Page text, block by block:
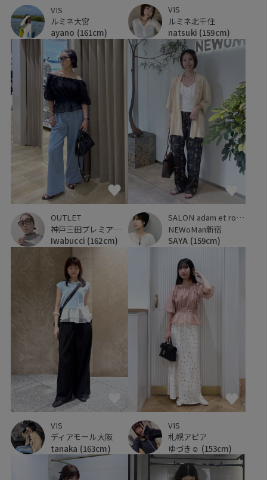
VIS
ルミネ大宮
ayano (161cm)
VIS
ルミネ北千住
natsuki (159cm)
OUTLET
神戸三田プレミアム・アウトレット
Iwabucci (162cm)
SALON adam et ropé
NEWoMan新宿
SAYA (159cm)
VIS
ディアモール大阪
tanaka (163cm)
VIS
札幌アピア
ゆづき☺︎ (153cm)